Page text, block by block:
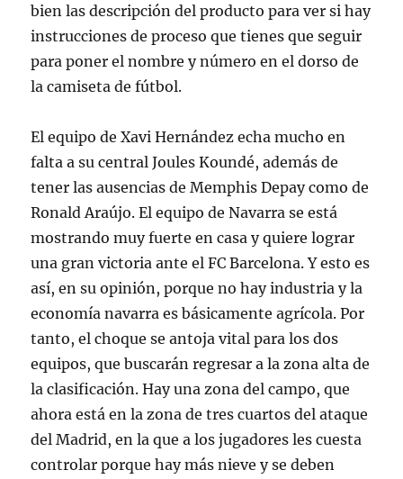
bien las descripción del producto para ver si hay
instrucciones de proceso que tienes que seguir
para poner el nombre y número en el dorso de
la camiseta de fútbol.
El equipo de Xavi Hernández echa mucho en
falta a su central Joules Koundé, además de
tener las ausencias de Memphis Depay como de
Ronald Araújo. El equipo de Navarra se está
mostrando muy fuerte en casa y quiere lograr
una gran victoria ante el FC Barcelona. Y esto es
así, en su opinión, porque no hay industria y la
economía navarra es básicamente agrícola. Por
tanto, el choque se antoja vital para los dos
equipos, que buscarán regresar a la zona alta de
la clasificación. Hay una zona del campo, que
ahora está en la zona de tres cuartos del ataque
del Madrid, en la que a los jugadores les cuesta
controlar porque hay más nieve y se deben